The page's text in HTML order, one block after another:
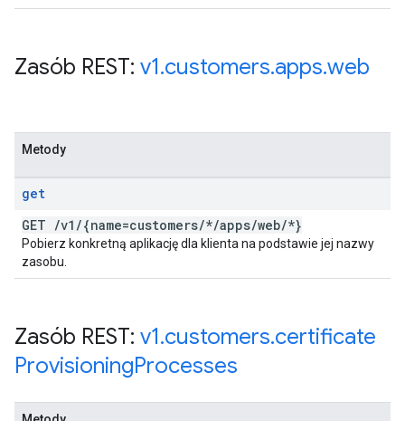
Zasób REST: v1.customers.apps.web
Metody
get
GET /v1 /{name=customers/*/apps/web/*}
Pobierz konkretną aplikację dla klienta na podstawie jej nazwy
zasobu.
Zasób REST: v1.customers.certificate
ProvisioningProcesses